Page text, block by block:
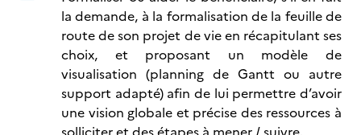
la demande, à la formalisation de la feuille de
route de son projet de vie en récapitulant ses
choix, et proposant un modèle de
visualisation (planning de Gantt ou autre
support adapté) afin de lui permettre d’avoir
une vision globale et précise des ressources à